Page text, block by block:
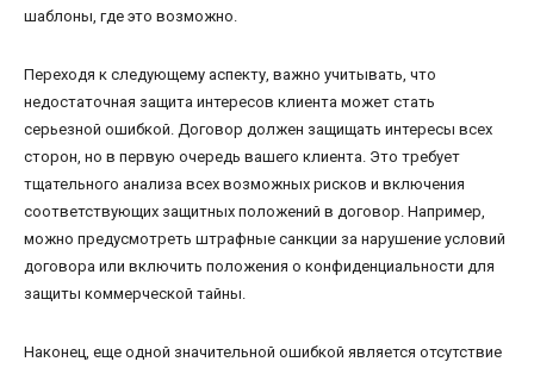
шаблоны, где это возможно.
Переходя к следующему аспекту, важно учитывать, что
недостаточная защита интересов клиента может стать
серьезной ошибкой. Договор должен защищать интересы всех
сторон, но в первую очередь вашего клиента. Это требует
тщательного анализа всех возможных рисков и включения
соответствующих защитных положений в договор. Например,
можно предусмотреть штрафные санкции за нарушение условий
договора или включить положения о конфиденциальности для
защиты коммерческой тайны.
Наконец, еще одной значительной ошибкой является отсутствие